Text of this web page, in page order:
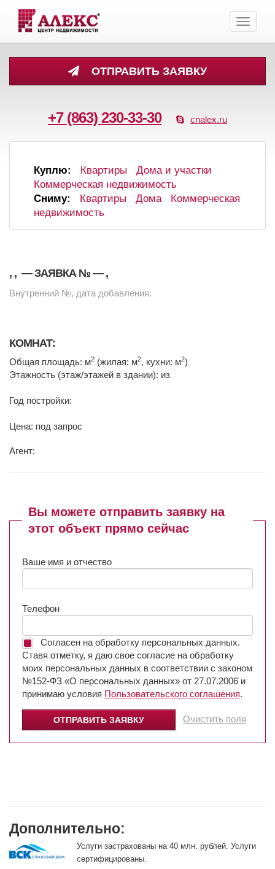
ОТПРАВИТЬ ЗАЯВКУ
+7 (863) 230-33-30 cnalex.ru
Toggle
Куплю: Квартиры
Дома и участки
Коммерческая недвижимость
Сниму:
Квартиры Дома
Коммерческая
недвижимость
, , — ЗАЯВКА № — ,
Внутренний №, дата добавления:
КОМНАТ:
Общая площадь: м2 (жилая: м2, кухни: м2)
Этажность (этаж/этажей в здании): из
Год постройки:
Цена: под запрос
Агент:
Вы можете отправить заявку на
этот объект прямо сейчас
Ваше имя и отчество
Телефон
Согласен на обработку персональных данных.
Ставя отметку, я даю свое согласие на обработку
моих персональных данных в соответствии с законом
№152-ФЗ «О персональных данных» от 27.07.2006 и
принимаю условия Пользовательского соглашения.
Очистить поля
Дополнительно:
Услуги застрахованы на 40 млн. рублей. Услуги
сертифицированы.